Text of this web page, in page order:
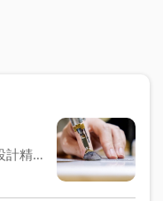
看完本格派的精品皮件設計：百墨設計精品皮件開發還有任何問題...